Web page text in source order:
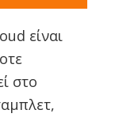
είναι
στο